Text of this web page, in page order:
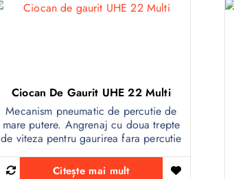
Ciocan De Gaurit UHE 22 Multi
Mecanism pneumatic de percutie de
mare putere. Angrenaj cu doua trepte
de viteza pentru gaurirea fara percutie
Citește mai mult